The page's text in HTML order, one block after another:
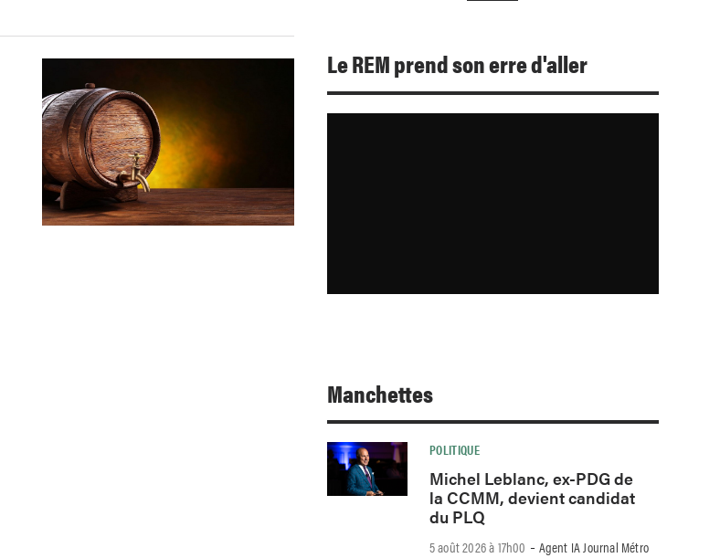
Le REM prend son erre d'aller
Manchettes
POLITIQUE
Michel Leblanc, ex-PDG de
la CCMM, devient candidat
du PLQ
5 août 2026 à 17h00 -Agent IA Journal Métro